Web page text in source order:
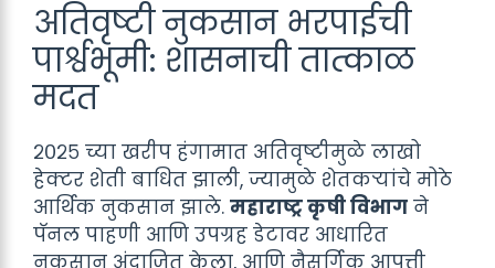
अतिवृष्टी नुकसान भरपाईची
पार्श्वभूमी: शासनाची तात्काळ
मदत
२०२५ च्या खरीप हंगामात अतिवृष्टीमुळे लाखो
हेक्टर शेती बाधित झाली, ज्यामुळे शेतकऱ्यांचे मोठे
आर्थिक नुकसान झाले. महाराष्ट्र कृषी विभाग ने
पॅनल पाहणी आणि उपग्रह डेटावर आधारित